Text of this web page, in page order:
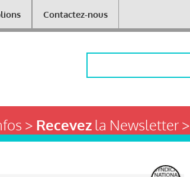
Contactez-nous
> Recevezla Newsletter >